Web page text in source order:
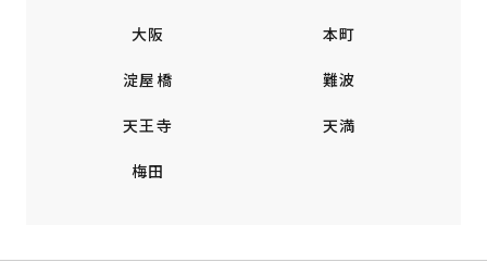
大阪 本町
淀屋橋 難波
天王寺 天満
梅田